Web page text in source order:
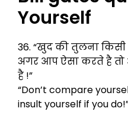
Yourself
36. “खुद की तुलना
अगर आप ऐसा करते है
है !”
“Don’t compare
insult yourself if you